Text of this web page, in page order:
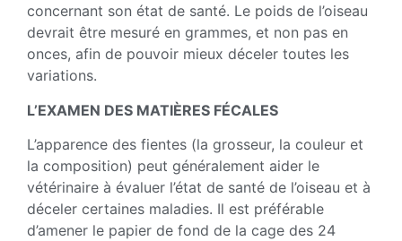
concernant son état de santé. Le poids de l’oiseau
devrait être mesuré en grammes, et non pas en
onces, afin de pouvoir mieux déceler toutes les
variations.
L’EXAMEN DES MATIÈRES FÉCALES
L’apparence des fientes (la grosseur, la couleur et
la composition) peut généralement aider le
vétérinaire à évaluer l’état de santé de l’oiseau et à
déceler certaines maladies. Il est préférable
d’amener le papier de fond de la cage des 24